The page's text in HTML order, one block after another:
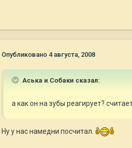
Опубликовано 4 августа, 2008
Аська и Собаки сказал:
а как он на зубы реагирует?
Ну у нас намедни посчитал.